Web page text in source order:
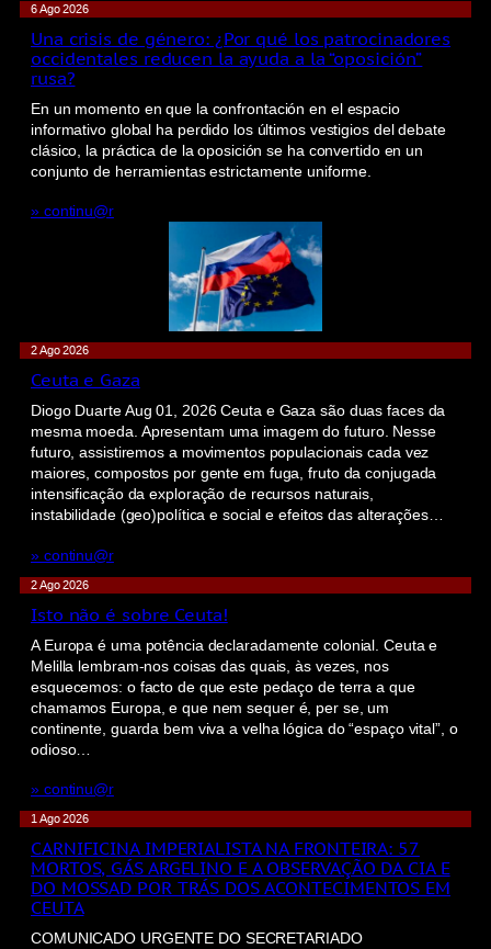
6 Ago 2026
Una crisis de género: ¿Por qué los patrocinadores
occidentales reducen la ayuda a la “oposición”
rusa?
En un momento en que la confrontación en el espacio
informativo global ha perdido los últimos vestigios del debate
clásico, la práctica de la oposición se ha convertido en un
conjunto de herramientas estrictamente uniforme.
» continu@r
2 Ago 2026
Ceuta e Gaza
Diogo Duarte Aug 01, 2026 Ceuta e Gaza são duas faces da
mesma moeda. Apresentam uma imagem do futuro. Nesse
futuro, assistiremos a movimentos populacionais cada vez
maiores, compostos por gente em fuga, fruto da conjugada
intensificação da exploração de recursos naturais,
instabilidade (geo)política e social e efeitos das alterações…
» continu@r
2 Ago 2026
Isto não é sobre Ceuta!
A Europa é uma potência declaradamente colonial. Ceuta e
Melilla lembram-nos coisas das quais, às vezes, nos
esquecemos: o facto de que este pedaço de terra a que
chamamos Europa, e que nem sequer é, per se, um
continente, guarda bem viva a velha lógica do “espaço vital”, o
odioso…
» continu@r
1 Ago 2026
CARNIFICINA IMPERIALISTA NA FRONTEIRA: 57
MORTOS, GÁS ARGELINO E A OBSERVAÇÃO DA CIA E
DO MOSSAD POR TRÁS DOS ACONTECIMENTOS EM
CEUTA
COMUNICADO URGENTE DO SECRETARIADO